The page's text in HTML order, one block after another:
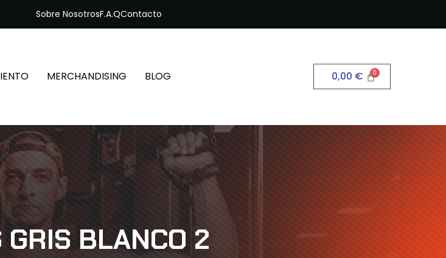
Sobre NosotrosF.A.QContacto
MERCHANDISING BLOG 0,00 €
BLANCO 2